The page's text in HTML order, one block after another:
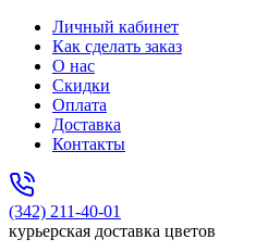
Личный кабинет
Как сделать заказ
О нас
Скидки
Оплата
Доставка
Контакты
(342) 211-40-01
курьерская доставка цветов